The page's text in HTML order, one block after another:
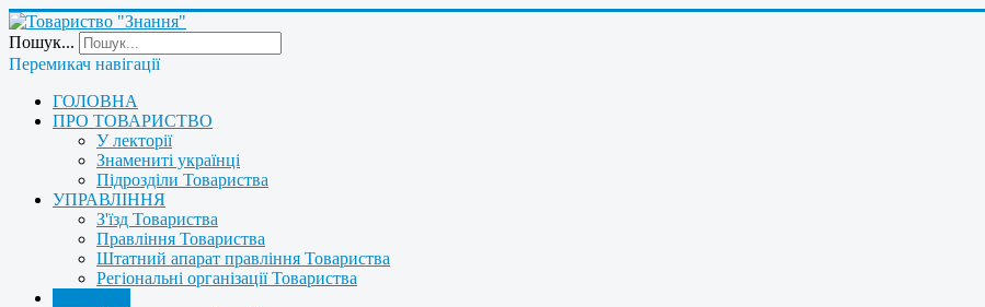
Пошук...
Перемикач навігації
ГОЛОВНА
ПРО ТОВАРИСТВО
У лекторії
Знамениті українці
Підрозділи Товариства
УПРАВЛІННЯ
З'їзд Товариства
Правління Товариства
Штатний апарат правління Товариства
Регіональні організації Товариства